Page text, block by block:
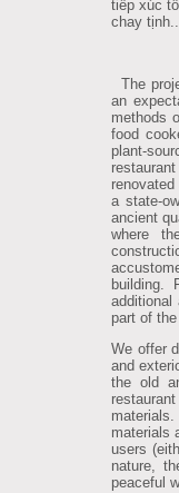
tiếp xúc
chay
The
an
methods
food
plant-
a state-
ancient
where
building.
additional
part of
We offer
and
the old
materials
users
nature,
peaceful